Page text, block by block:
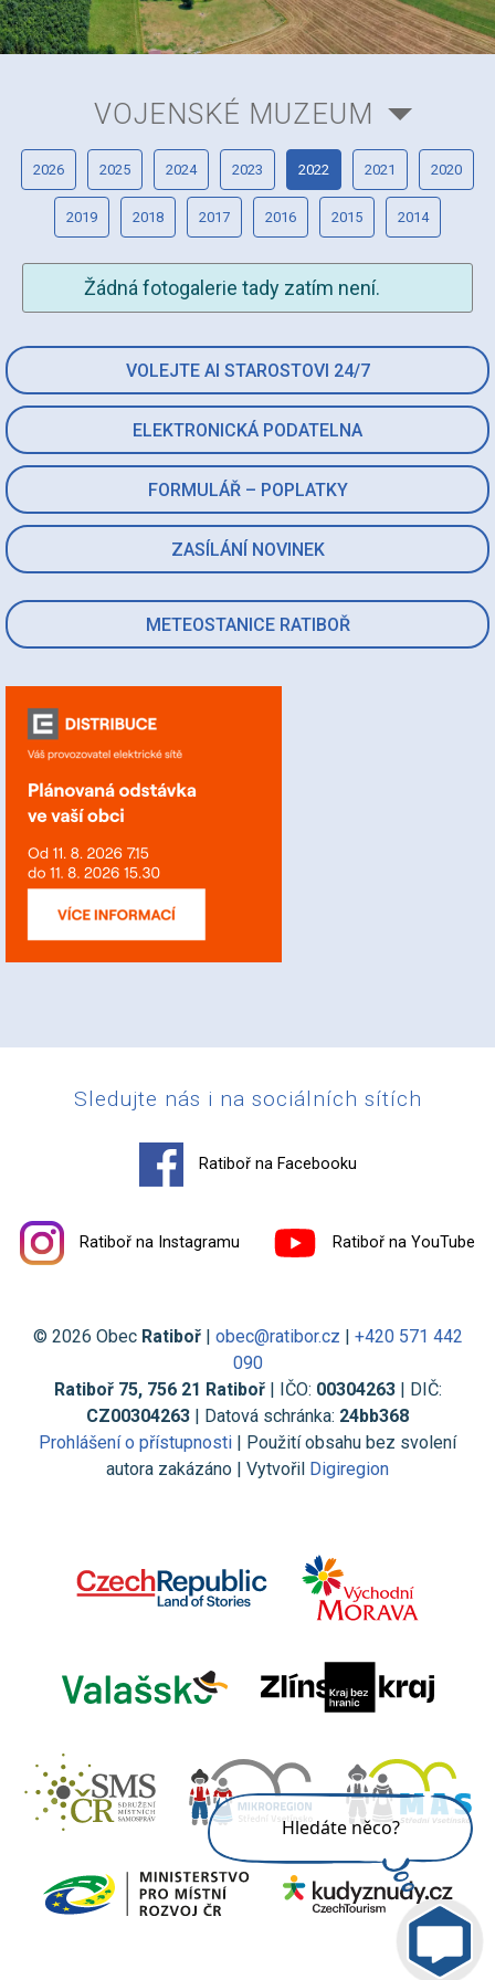
VOLEJTE AI STAROSTOVI 24/7
ELEKTRONICKÁ PODATELNA
FORMULÁŘ – POPLATKY
ZASÍLÁNÍ NOVINEK
METEOSTANICE RATIBOŘ
VOJENSKÉ MUZEUM
2026 2025 2024 2023 2022 2021 2020
2019 2018 2017 2016 2015 2014
Žádná fotogalerie tady zatím není.
Sledujte nás i na sociálních sítích
Ratiboř na Facebooku
Ratiboř na Instagramu Ratiboř na YouTube
© 2026 Obec Ratiboř| obec@ratibor.cz | +420 571 442
090
Ratiboř 75, 756 21 Ratiboř| IČO: 00304263| DIČ:
CZ00304263 | Datová schránka: 24bb368
Prohlášení o přístupnosti | Použití obsahu bez svolení
autora zakázáno | Vytvořil Digiregion